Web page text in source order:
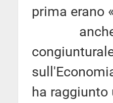
prima erano
anche il
ha raggiunto